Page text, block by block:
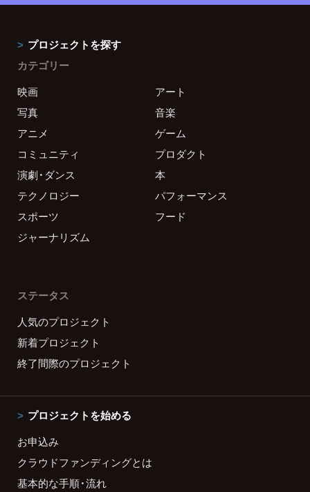
プロジェクトを探す
カテゴリー
映画
アート
写真
音楽
アニメ
ゲーム
コミュニティ
プロダクト
演劇・ダンス
本
テクノロジー
パフォーマンス
スポーツ
フード
ジャーナリズム
ステータス
人気のプロジェクト
新着プロジェクト
終了間際のプロジェクト
プロジェクトを始める
お申込み
クラウドファンディングとは
基本的な手順・流れ